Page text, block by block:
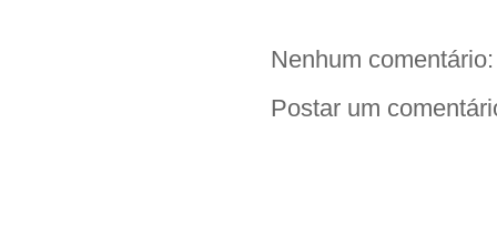
Nenhum comentário:
Postar um